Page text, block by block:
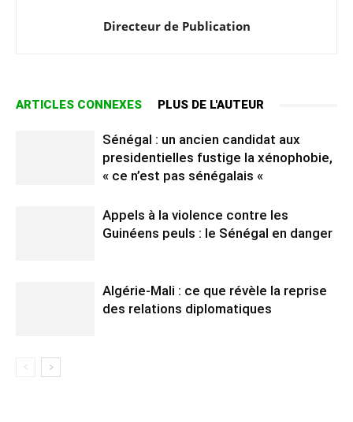
Directeur de Publication
ARTICLES CONNEXES PLUS DE L'AUTEUR
Sénégal : un ancien candidat aux
presidentielles fustige la xénophobie,
« ce n’est pas sénégalais «
Appels à la violence contre les
Guinéens peuls : le Sénégal en danger
Algérie-Mali : ce que révèle la reprise
des relations diplomatiques